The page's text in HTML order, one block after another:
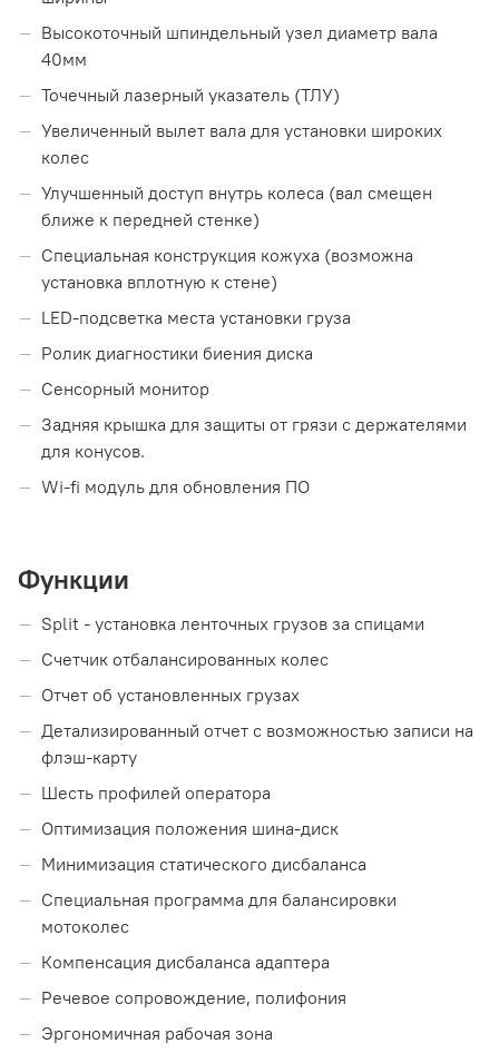
Высокоточный шпиндельный узел диаметр вала
40мм
Точечный лазерный указатель (ТЛУ)
Увеличенный вылет вала для установки широких
колес
Улучшенный доступ внутрь колеса (вал смещен
ближе к передней стенке)
Специальная конструкция кожуха (возможна
установка вплотную к стене)
LED-подсветка места установки груза
Ролик диагностики биения диска
Сенсорный монитор
Задняя крышка для защиты от грязи с держателями
для конусов.
Wi-fi модуль для обновления ПО
Функции
Split - установка ленточных грузов за спицами
Счетчик отбалансированных колес
Отчет об установленных грузах
Детализированный отчет с возможностью записи на
флэш-карту
Шесть профилей оператора
Оптимизация положения шина-диск
Минимизация статического дисбаланса
Специальная программа для балансировки
мотоколес
Компенсация дисбаланса адаптера
Речевое сопровождение, полифония
Эргономичная рабочая зона